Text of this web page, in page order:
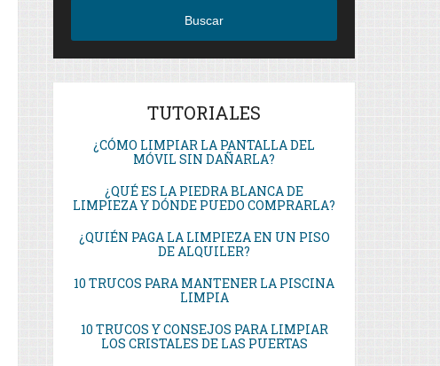
Buscar
TUTORIALES
¿CÓMO LIMPIAR LA PANTALLA DEL
MÓVIL SIN DAÑARLA?
¿QUÉ ES LA PIEDRA BLANCA DE
LIMPIEZA Y DÓNDE PUEDO COMPRARLA?
¿QUIÉN PAGA LA LIMPIEZA EN UN PISO
DE ALQUILER?
10 TRUCOS PARA MANTENER LA PISCINA
LIMPIA
10 TRUCOS Y CONSEJOS PARA LIMPIAR
LOS CRISTALES DE LAS PUERTAS